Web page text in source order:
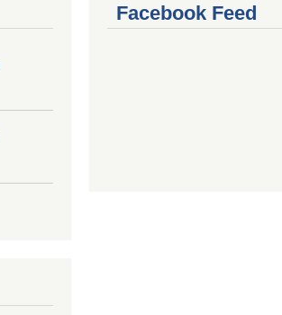
Facebook Feed